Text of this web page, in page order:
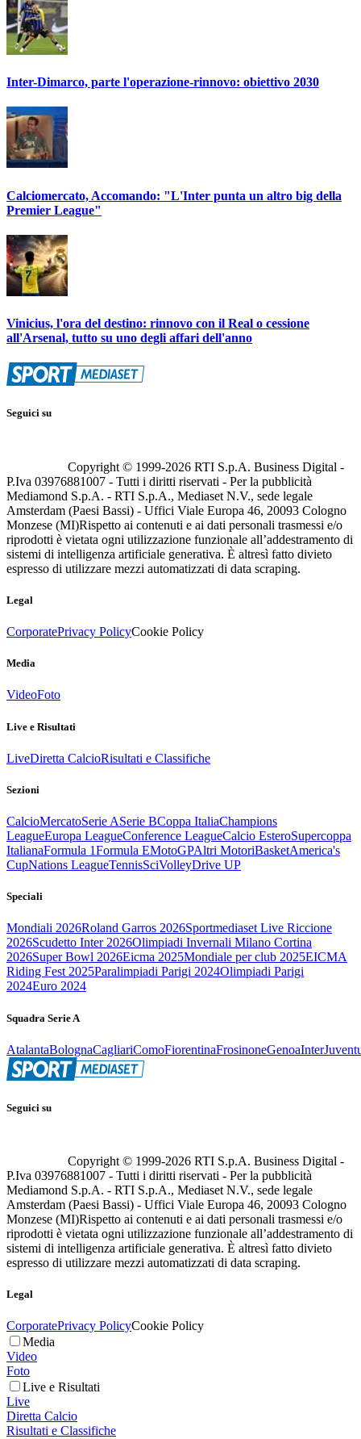
Inter-Dimarco, parte l'operazione-rinnovo: obiettivo 2030
Calciomercato, Accomando: "L'Inter punta un altro big della
Premier League"
Vinicius, l'ora del destino: rinnovo con il Real o cessione
all'Arsenal, tutto su uno degli affari dell'anno
Seguici su
Copyright © 1999-2026 RTI S.p.A. Business Digital -
P.Iva 03976881007 - Tutti i diritti riservati - Per la pubblicità
Mediamond S.p.A. - RTI S.p.A., Mediaset N.V., sede legale
Amsterdam (Paesi Bassi) - Uffici Viale Europa 46, 20093 Cologno
Monzese (MI)Rispetto ai contenuti e ai dati personali trasmessi e/o
riprodotti è vietata ogni utilizzazione funzionale all’addestramento di
sistemi di intelligenza artificiale generativa. È altresì fatto divieto
espresso di utilizzare mezzi automatizzati di data scraping.
Legal
CorporatePrivacy PolicyCookie Policy
Media
VideoFoto
Live e Risultati
LiveDiretta CalcioRisultati e Classifiche
Sezioni
CalcioMercatoSerie ASerie BCoppa ItaliaChampions
LeagueEuropa LeagueConference LeagueCalcio EsteroSupercoppa
ItalianaFormula 1Formula EMotoGPAltri MotoriBasketAmerica's
CupNations LeagueTennisSciVolleyDrive UP
Speciali
Mondiali 2026Roland Garros 2026Sportmediaset Live Riccione
2026Scudetto Inter 2026Olimpiadi Invernali Milano Cortina
2026Super Bowl 2026Eicma 2025Mondiale per club 2025EICMA
Riding Fest 2025Paralimpiadi Parigi 2024Olimpiadi Parigi
2024Euro 2024
Squadra Serie A
AtalantaBolognaCagliariComoFiorentinaFrosinoneGenoaInter
Seguici su
Copyright © 1999-2026 RTI S.p.A. Business Digital -
P.Iva 03976881007 - Tutti i diritti riservati - Per la pubblicità
Mediamond S.p.A. - RTI S.p.A., Mediaset N.V., sede legale
Amsterdam (Paesi Bassi) - Uffici Viale Europa 46, 20093 Cologno
Monzese (MI)Rispetto ai contenuti e ai dati personali trasmessi e/o
riprodotti è vietata ogni utilizzazione funzionale all’addestramento di
sistemi di intelligenza artificiale generativa. È altresì fatto divieto
espresso di utilizzare mezzi automatizzati di data scraping.
Legal
CorporatePrivacy PolicyCookie Policy
Media
Video
Foto
Live e Risultati
Live
Diretta Calcio
Risultati e Classifiche